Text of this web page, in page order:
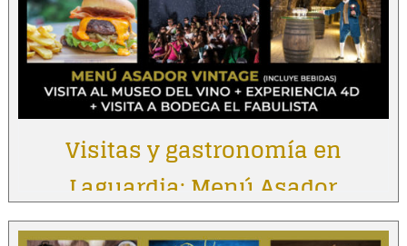
Visitas y gastronomía en
Laguardia: Menú Asador
Vintage